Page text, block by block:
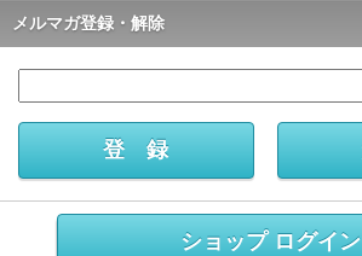
メルマガ登録・解除
ショップ ログイン